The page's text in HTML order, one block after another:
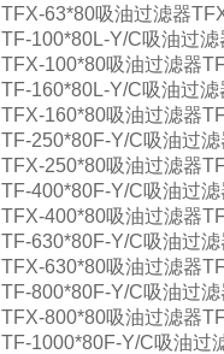
TFX-63*80吸油过滤器
TF-100*80L-Y/C吸油过
TFX-100*80吸油过滤器
TF-160*80L-Y/C吸油过
TFX-160*80吸油过滤器
TF-250*80F-Y/C吸油过
TFX-250*80吸油过滤器
TF-400*80F-Y/C吸油过
TFX-400*80吸油过滤器
TF-630*80F-Y/C吸油过
TFX-630*80吸油过滤器
TF-800*80F-Y/C吸油过
TFX-800*80吸油过滤器
TF-1000*80F-Y/C吸油过